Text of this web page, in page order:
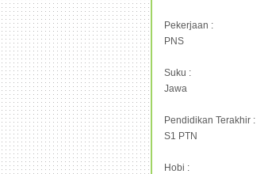
Pekerjaan :
PNS
Suku :
Jawa
Pendidikan Terakhir :
S1 PTN
Hobi :